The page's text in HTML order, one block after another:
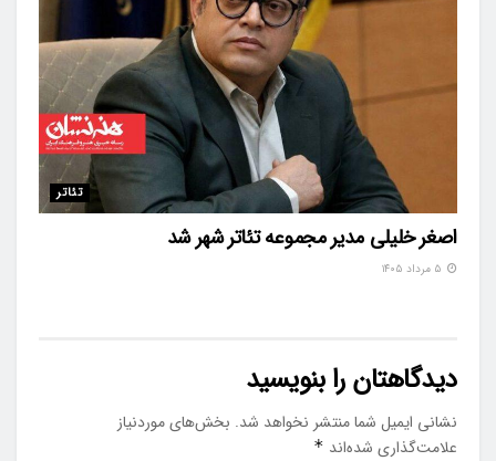
تئاتر
اصغر خلیلی مدیر مجموعه تئاتر شهر شد
دیدگاهتان را بنویسید
نشانی ایمیل شما منتشر نخواهد شد. بخش‌های موردنیاز
علامت‌گذاری شده‌اند *